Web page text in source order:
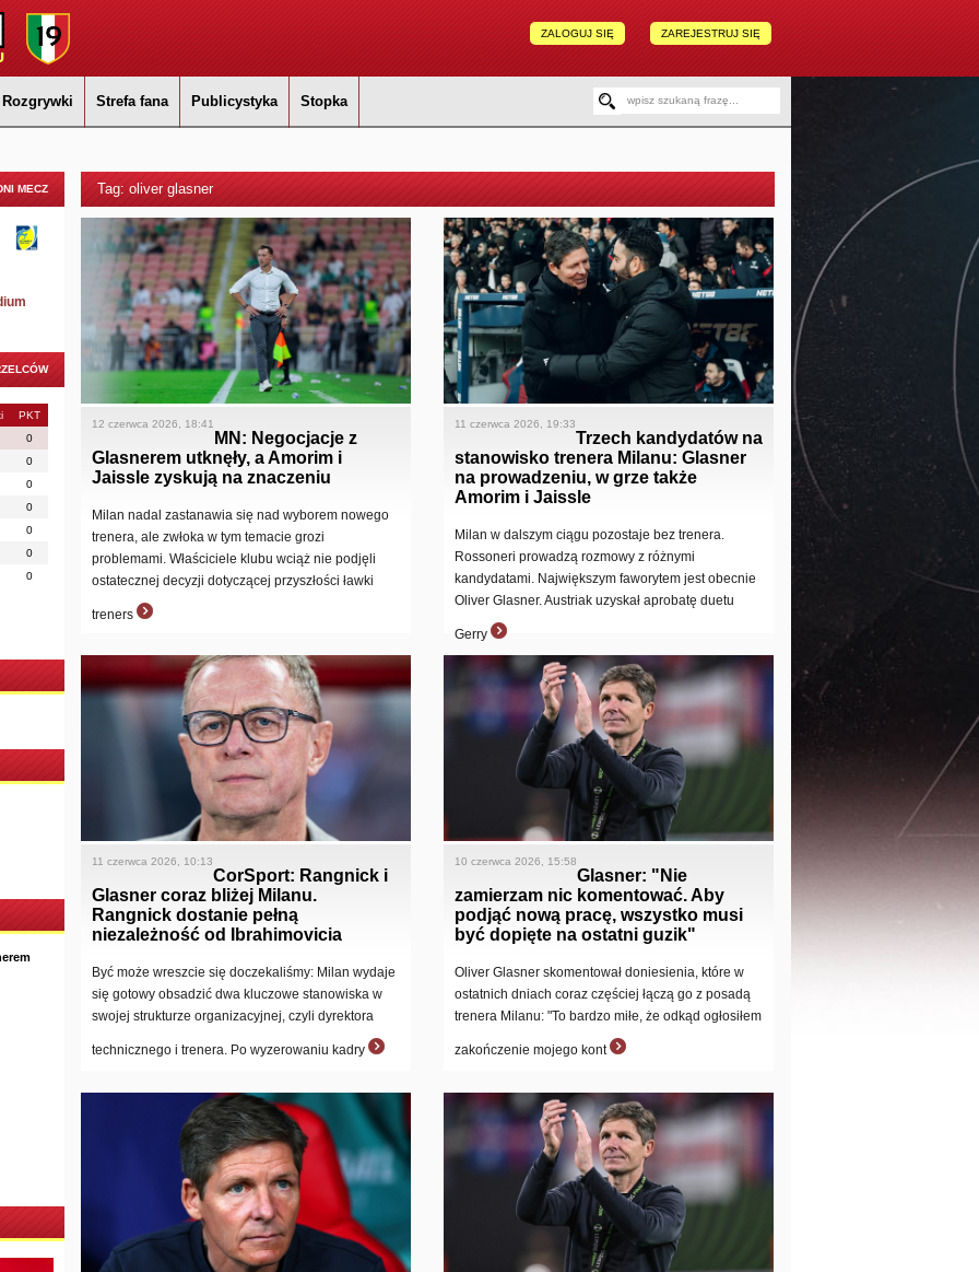
ZAREJESTRUJ SIĘ
ZALOGUJ SIĘ
Rozgrywki Strefa fana Publicystyka Stopka
MECZ
PKT
0
0
0
0
0
0
0
Tag: oliver glasner
12 czerwca 2026, 18:41
MN: Negocjacje z
Glasnerem utknęły, a Amorim i
Jaissle zyskują na znaczeniu
Milan nadal zastanawia się nad wyborem nowego
trenera, ale zwłoka w tym temacie grozi
problemami. Właściciele klubu wciąż nie podjęli
ostatecznej decyzji dotyczącej przyszłości ławki
treners
11 czerwca 2026, 19:33
Trzech kandydatów na
stanowisko trenera Milanu: Glasner
na prowadzeniu, w grze także
Amorim i Jaissle
Milan w dalszym ciągu pozostaje bez trenera.
Rossoneri prowadzą rozmowy z różnymi
kandydatami. Największym faworytem jest obecnie
Oliver Glasner. Austriak uzyskał aprobatę duetu
Gerry
11 czerwca 2026, 10:13
CorSport: Rangnick i
Glasner coraz bliżej Milanu.
Rangnick dostanie pełną
niezależność od Ibrahimovicia
Być może wreszcie się doczekaliśmy: Milan wydaje
się gotowy obsadzić dwa kluczowe stanowiska w
swojej strukturze organizacyjnej, czyli dyrektora
technicznego i trenera. Po wyzerowaniu kadry
10 czerwca 2026, 15:58
Glasner: "Nie
zamierzam nic komentować. Aby
podjąć nową pracę, wszystko musi
być dopięte na ostatni guzik"
Oliver Glasner skomentował doniesienia, które w
ostatnich dniach coraz częściej łączą go z posadą
trenera Milanu: "To bardzo miłe, że odkąd ogłosiłem
zakończenie mojego kont